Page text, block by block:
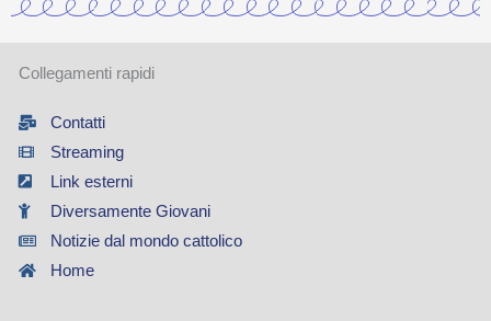
Collegamenti rapidi
Contatti
Streaming
Link esterni
Diversamente Giovani
Notizie dal mondo cattolico
Home